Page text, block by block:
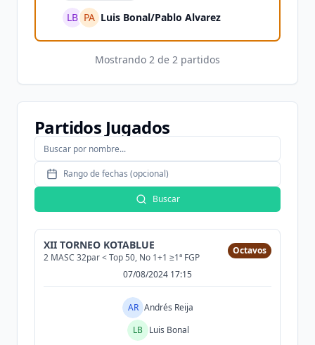
LB PA Luis Bonal/Pablo Alvarez
Mostrando 2 de 2 partidos
Partidos Jugados
Rango de fechas (opcional)
Buscar
XII TORNEO KOTABLUE
2 MASC 32par < Top 50, No 1+1 ≥1ª FGP
Octavos
07/08/2024 17:15
AR Andrés Reija
LB
Luis Bonal